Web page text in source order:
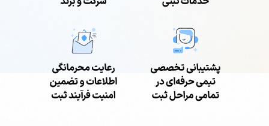
021-79021000 همین حالا تماس بگیرید